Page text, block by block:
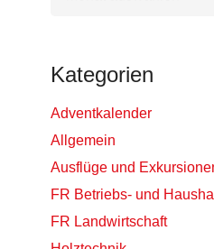
Kategorien
Adventkalender
Allgemein
Ausflüge und
FR Betriebs- und
FR Landwirtschaft